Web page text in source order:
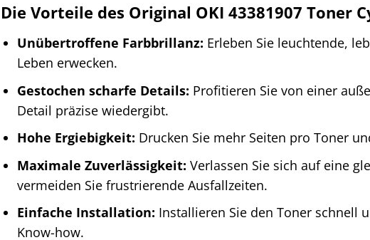
Die Vorteile des Original OKI 43381907 Toner
Unübertroffene Farbbrillanz: Erleben Sie leuchtende,
Leben erwecken.
Gestochen scharfe Details: Profitieren Sie von einer
Detail präzise wiedergibt.
Hohe Ergiebigkeit: Drucken Sie mehr Seiten pro Toner
Maximale Zuverlässigkeit: Verlassen Sie sich auf eine
vermeiden Sie frustrierende Ausfallzeiten.
Einfache Installation: Installieren Sie den Toner schnell
Know-how.